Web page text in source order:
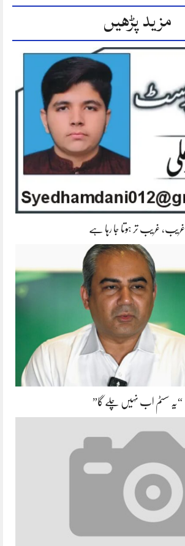
مزید پڑھیں
غریب، غریب تر ہوتا جا رہا ہے
“یہ سسٹم اب نہیں چلے گا”